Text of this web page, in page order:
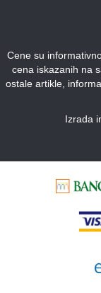
Cene su
cena iskazanih na
ostale artikle,
Izrada